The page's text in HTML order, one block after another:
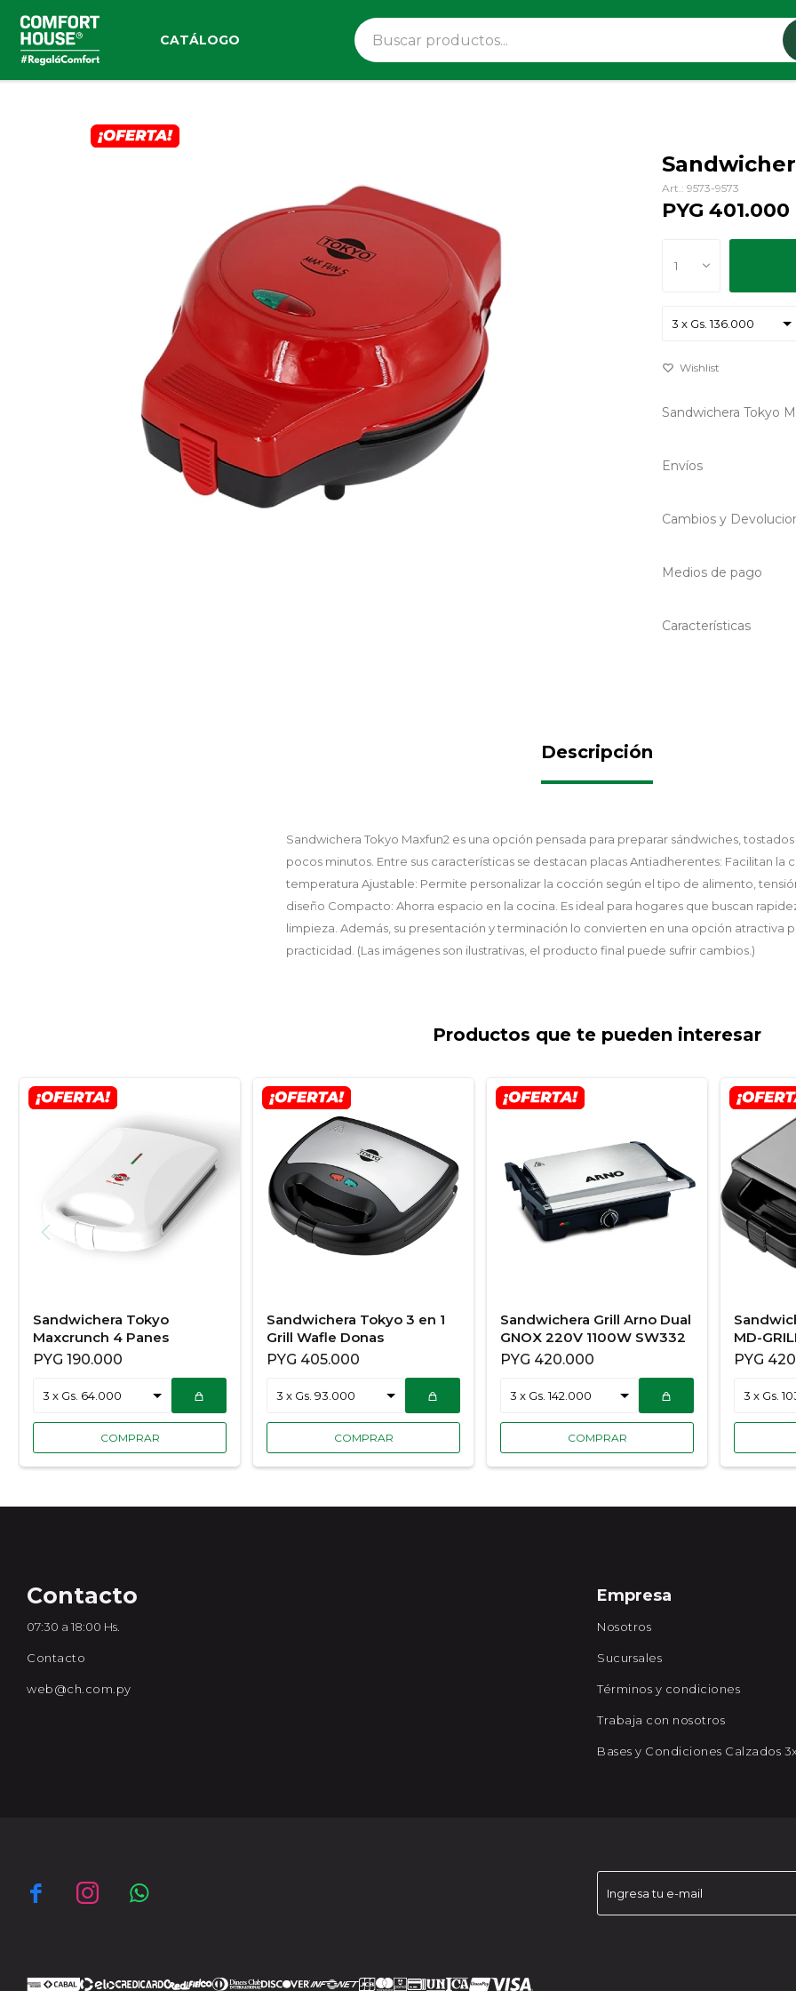
CATÁLOGO
9573-9573
PYG 401.000
1
Sandwichera Tokyo
Envíos
Cambios y
Medios de pago
Características
Descripción
Sandwichera Tokyo Maxfun2 es una opción pensada para preparar sándwiches,
pocos minutos. Entre sus características se destacan placas Antiadherentes: Facilitan la
temperatura Ajustable: Permite personalizar la cocción según el tipo de alimento,
diseño Compacto: Ahorra espacio en la cocina. Es ideal para hogares que buscan
limpieza. Además, su presentación y terminación lo convierten en una opción atractiva
practicidad. (Las imágenes son ilustrativas, el producto final puede sufrir cambios.)
Productos que te pueden interesar
Sandwichera Tokyo
Maxcrunch 4 Panes
PYG 190.000
Sandwichera Tokyo 3 en 1
Grill Wafle Donas
PYG 405.000
Sandwichera Grill Arno Dual
GNOX 220V 1100W SW332
PYG 420.000
MD-
PYG
  
Contacto
07:30 a 18:00 Hs.
Contacto
web@ch.com.py
Empresa
Nosotros
Sucursales
Términos y condiciones
Trabaja con nosotros
Bases y Condiciones Calzados